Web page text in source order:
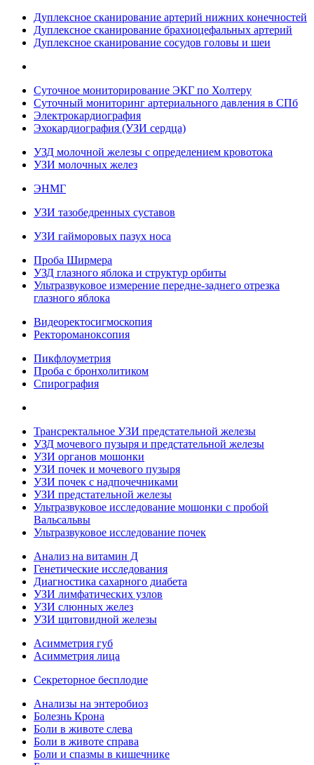
Дуплексное сканирование артерий нижних конечностей
Дуплексное сканирование брахиоцефальных артерий
Дуплексное сканирование сосудов головы и шеи
Суточное мониторирование ЭКГ по Холтеру
Суточный мониторинг артериального давления в СПб
Электрокардиография
Эхокардиография (УЗИ сердца)
УЗД молочной железы с определением кровотока
УЗИ молочных желез
ЭНМГ
УЗИ тазобедренных суставов
УЗИ гайморовых пазух носа
Проба Ширмера
УЗД глазного яблока и структур орбиты
Ультразвуковое измерение передне-заднего отрезка
глазного яблока
Видеоректосигмоскопия
Ректороманоксопия
Пикфлоуметрия
Проба с бронхолитиком
Спирография
Трансректальное УЗИ предстательной железы
УЗД мочевого пузыря и предстательной железы
УЗИ органов мошонки
УЗИ почек и мочевого пузыря
УЗИ почек с надпочечниками
УЗИ предстательной железы
Ультразвуковое исследование мошонки с пробой
Вальсальвы
Ультразвуковое исследование почек
Анализ на витамин Д
Генетические исследования
Диагностика сахарного диабета
УЗИ лимфатических узлов
УЗИ слюнных желез
УЗИ щитовидной железы
Асимметрия губ
Асимметрия лица
Секреторное бесплодие
Анализы на энтеробиоз
Болезнь Крона
Боли в животе слева
Боли в животе справа
Боли и спазмы в кишечнике